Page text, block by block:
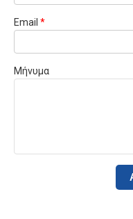
Email *
Μήνυμα